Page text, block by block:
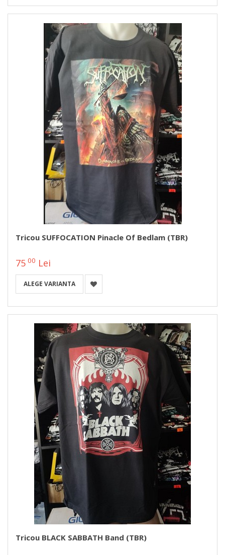
Tricou SUFFOCATION Pinacle Of Bedlam (TBR)
75 00 Lei
ALEGE VARIANTA
Tricou BLACK SABBATH Band (TBR)